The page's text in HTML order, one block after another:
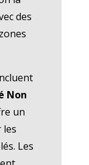
des
Non
un
les
Les